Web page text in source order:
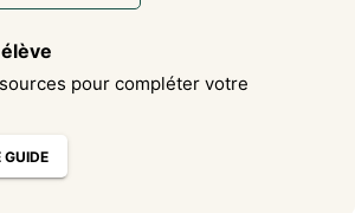
pour compléter votre
GUIDE